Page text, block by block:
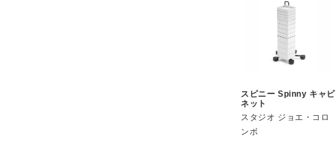
スピニー Spinny キャビ
ネット
スタジオ ジョエ・コロ
ンボ